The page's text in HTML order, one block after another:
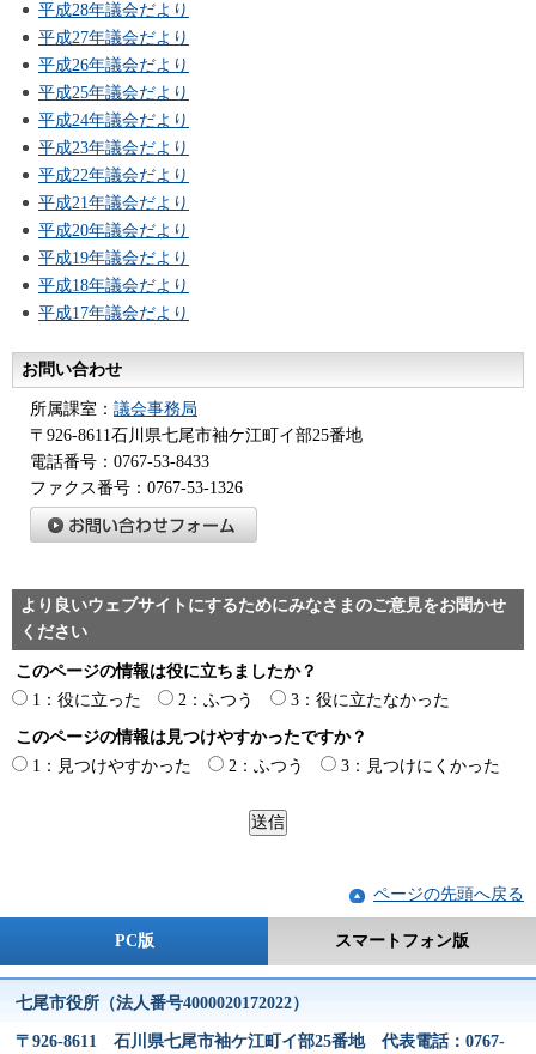
平成28年議会だより
平成27年議会だより
平成26年議会だより
平成25年議会だより
平成24年議会だより
平成23年議会だより
平成22年議会だより
平成21年議会だより
平成20年議会だより
平成19年議会だより
平成18年議会だより
平成17年議会だより
お問い合わせ
所属課室： 議会事務局
〒926-8611石川県七尾市袖ケ江町イ部25番地
電話番号：0767-53-8433
ファクス番号：0767-53-1326
より良いウェブサイトにするためにみなさまのご意見をお聞かせ
ください
このページの情報は役に立ちましたか？
1：役に立った
2：ふつう 3：役に立たなかった
このページの情報は見つけやすかったですか？
1：見つけやすかった
2：ふつう 3：見つけにくかった
ページの先頭へ戻る
PC版 スマートフォン版
七尾市役所（法人番号4000020172022）
〒926-8611 石川県七尾市袖ケ江町イ部25番地 代表電話：0767-